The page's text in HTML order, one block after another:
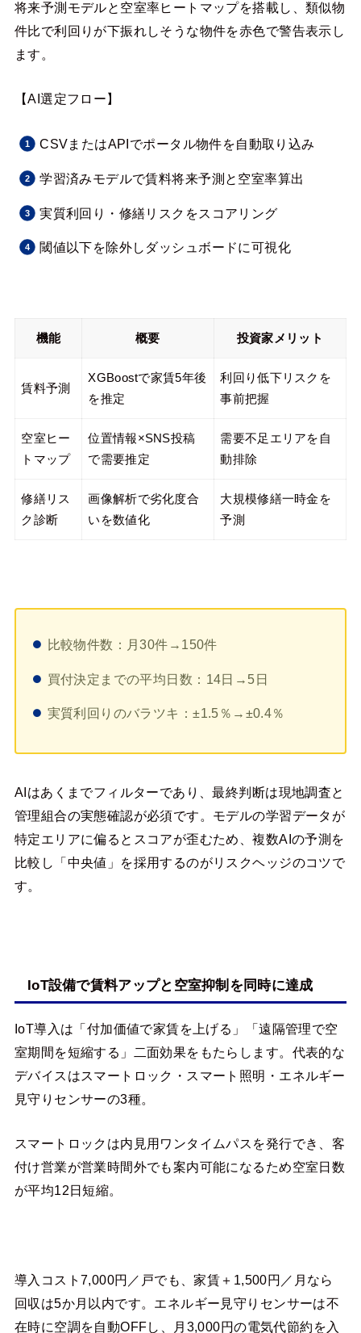
将来予測モデルと空室率ヒートマップを搭載し、類似物
件比で利回りが下振れしそうな物件を赤色で警告表示し
ます。
【AI選定フロー】
CSVまたはAPIでポータル物件を自動取り込み
学習済みモデルで賃料将来予測と空室率算出
実質利回り・修繕リスクをスコアリング
閾値以下を除外しダッシュボードに可視化
機能 概要 投資家メリット
賃料予測
XGBoostで家賃5年後
を推定
利回り低下リスクを
事前把握
空室ヒー
トマップ
位置情報×SNS投稿
で需要推定
需要不足エリアを自
動排除
修繕リス
ク診断
画像解析で劣化度合
いを数値化
大規模修繕一時金を
予測
比較物件数：月30件→150件
買付決定までの平均日数：14日→5日
実質利回りのバラツキ：±1.5％→±0.4％
AIはあくまでフィルターであり、最終判断は現地調査と
管理組合の実態確認が必須です。モデルの学習データが
特定エリアに偏るとスコアが歪むため、複数AIの予測を
比較し「中央値」を採用するのがリスクヘッジのコツで
す。
IoT設備で賃料アップと空室抑制を同時に達成
IoT導入は「付加価値で家賃を上げる」「遠隔管理で空
室期間を短縮する」二面効果をもたらします。代表的な
デバイスはスマートロック・スマート照明・エネルギー
見守りセンサーの3種。
スマートロックは内見用ワンタイムパスを発行でき、客
付け営業が営業時間外でも案内可能になるため空室日数
が平均12日短縮。
導入コスト7,000円／戸でも、家賃＋1,500円／月なら
回収は5か月以内です。エネルギー見守りセンサーは不
在時に空調を自動OFFし、月3,000円の電気代節約を入